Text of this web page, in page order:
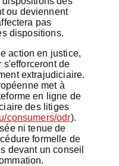
ou deviennent
pas
dispositions.
action en justice,
s'efforceront de
extrajudiciaire.
met à
en ligne de
des litiges
consumers/odr).
ni tenue de
formelle de
devant un conseil